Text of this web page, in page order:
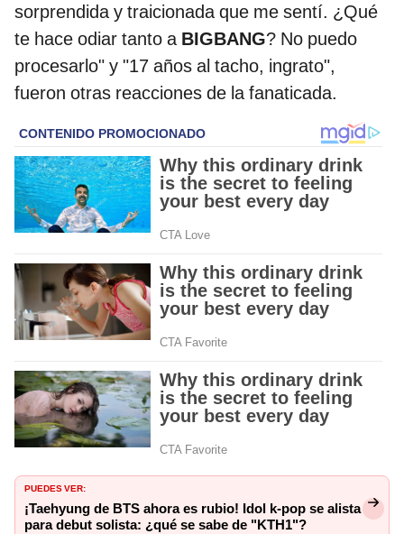
sorprendida y traicionada que me sentí. ¿Qué
te hace odiar tanto a BIGBANG? No puedo
procesarlo" y "17 años al tacho, ingrato",
fueron otras reacciones de la fanaticada.
PUEDES VER:
¡Taehyung de BTS ahora es rubio! Idol k-pop se alista
para debut solista: ¿qué se sabe de "KTH1"?